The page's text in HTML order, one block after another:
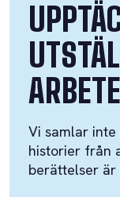
Vi samlar
historier från
berättelser är